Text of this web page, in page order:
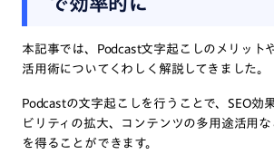
本記事では、Podcast文字起こしのメリット
活用術についてくわしく解説してきました。
Podcastの文字起こしを行うことで、SEO効
ビリティの拡大、コンテンツの多用途活用
を得ることができます。